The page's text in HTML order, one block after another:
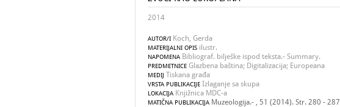
2014
AUTOR/I Koch, Gerda
MATERIJALNI OPIS ilustr.
NAPOMENA Bibliograf. bilješke ispod teksta.- Summary.
PREDMETNICE Glazbena baština; Digitalizacija; Europeana
MEDIJ Tiskana građa
VRSTA PUBLIKACIJE Izlaganje sa skupa
LOKACIJA Knjižnica MDC-a
MATIČNA PUBLIKACIJA Muzeologija.- , 51 (2014). Str. 280 - 287